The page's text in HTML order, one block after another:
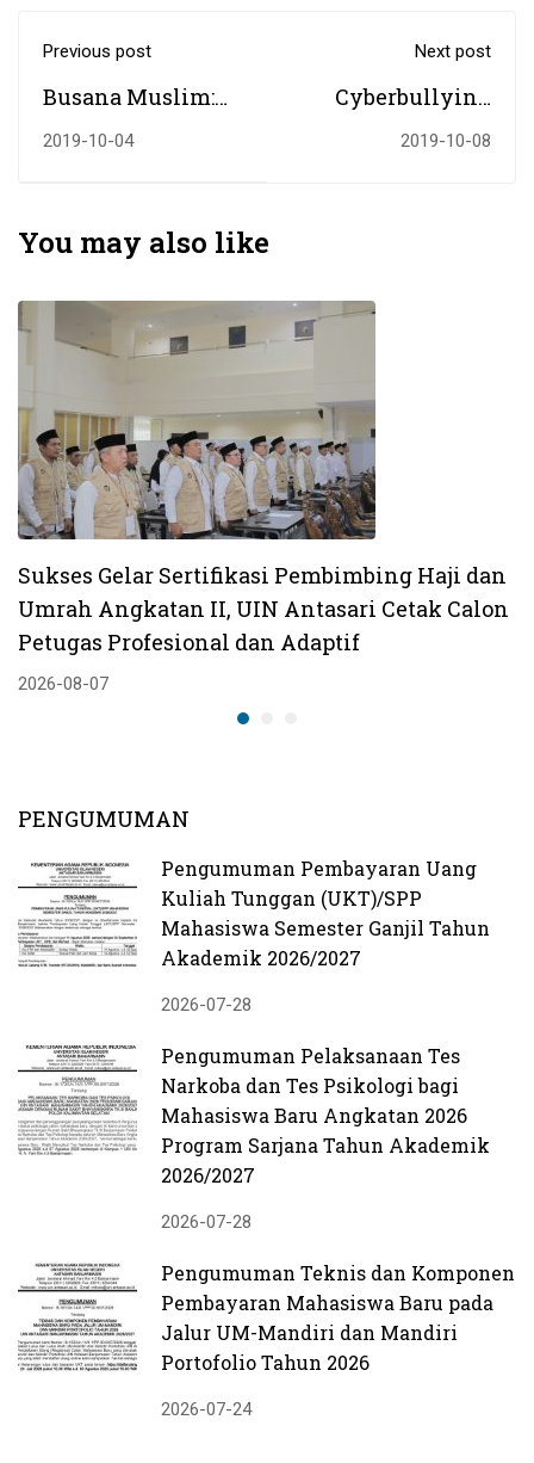
Previous post
Busana Muslim:
Antar Trend Dan
2019-10-04
Next post
Cyberbullying
dan Pesan Surat
2019-10-08
You may also like
Sukses Gelar Sertifikasi Pembimbing Haji dan
Umrah Angkatan II, UIN Antasari Cetak Calon
Petugas Profesional dan Adaptif
2026-08-07
PENGUMUMAN
Pengumuman Pembayaran Uang
Kuliah Tunggan (UKT)/SPP
Mahasiswa Semester Ganjil Tahun
Akademik 2026/2027
2026-07-28
Pengumuman Pelaksanaan Tes
Narkoba dan Tes Psikologi bagi
Mahasiswa Baru Angkatan 2026
Program Sarjana Tahun Akademik
2026/2027
2026-07-28
Pengumuman Teknis dan Komponen
Pembayaran Mahasiswa Baru pada
Jalur UM-Mandiri dan Mandiri
Portofolio Tahun 2026
2026-07-24